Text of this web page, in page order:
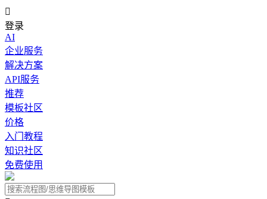

登录
AI
企业服务
解决方案
API服务
推荐
模板社区
价格
入门教程
知识社区
免费使用